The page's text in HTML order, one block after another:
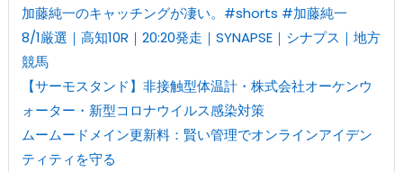
加藤純一のキャッチングが凄い。#shorts #加藤純一
8/1厳選｜高知10R｜20:20発走｜SYNAPSE｜シナプス｜地方
競馬
【サーモスタンド】非接触型体温計・株式会社オーケンウ
ォーター・新型コロナウイルス感染対策
ムームードメイン更新料：賢い管理でオンラインアイデン
ティティを守る